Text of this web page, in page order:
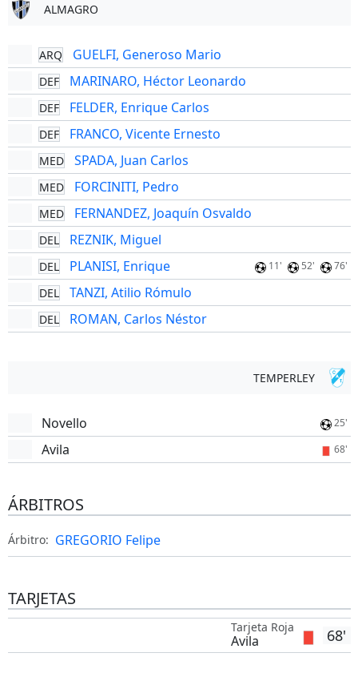
ALMAGRO
ARQ GUELFI, Generoso Mario
DEF MARINARO, Héctor Leonardo
DEF FELDER, Enrique Carlos
DEF FRANCO, Vicente Ernesto
MED SPADA, Juan Carlos
MED FORCINITI, Pedro
MED FERNANDEZ, Joaquín Osvaldo
DEL REZNIK, Miguel
DEL PLANISI, Enrique 11' 52' 76'
DEL TANZI, Atilio Rómulo
DEL ROMAN, Carlos Néstor
TEMPERLEY
Novello 25'
Avila 68'
ÁRBITROS
Árbitro: GREGORIO Felipe
TARJETAS
68'
Tarjeta Roja
Avila